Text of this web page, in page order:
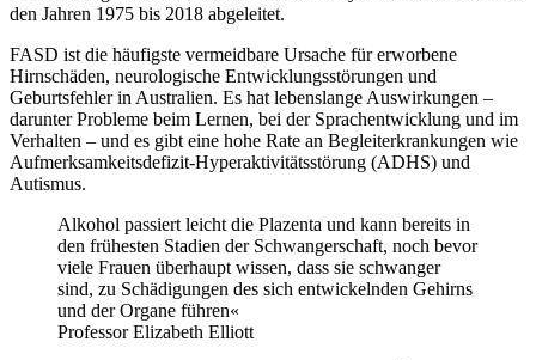
den Jahren 1975 bis 2018 abgeleitet.
FASD ist die häufigste vermeidbare Ursache für erworbene
Hirnschäden, neurologische Entwicklungsstörungen und
Geburtsfehler in Australien. Es hat lebenslange Auswirkungen –
darunter Probleme beim Lernen, bei der Sprachentwicklung und im
Verhalten – und es gibt eine hohe Rate an Begleiterkrankungen wie
Aufmerksamkeitsdefizit-Hyperaktivitätsstörung (ADHS) und
Autismus.
Alkohol passiert leicht die Plazenta und kann bereits in
den frühesten Stadien der Schwangerschaft, noch bevor
viele Frauen überhaupt wissen, dass sie schwanger
sind, zu Schädigungen des sich entwickelnden Gehirns
und der Organe führen«
Professor Elizabeth Elliott